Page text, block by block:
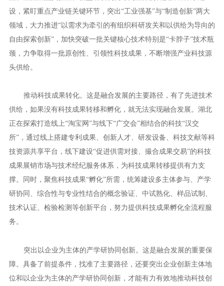
设，紧盯重点产业链关键环节，突出“工业强基”与“制造创新”两大
领域，大力推进“以需求为牵引的有组织科研攻关和以供给为导向的
自由探索创新”，加快突破一批关键核心技术特别是“卡脖子”技术瓶
颈，力争取得一批原创性、引领性科技成果，不断增强产业科技源
头供给。
推动科技成果转化。这是融合发展的主要路径，有了先进技术
供给，如果没有科技成果转移和孵化，就无法实现融合发展。湖北
正在探索打造线上“淘宝网”与线下“广交会”相结合的科技“汉交
所”，通过线上搭建专利成果、创新人才、研发设备、科技文献等科
技资源共享平台，线下建设“促进供需对接、撮合成果交易”的科技
成果展销市场与技术经纪服务体系，为科技成果转移提供有力支
撑。同时，聚焦科技成果“孵化”所需，统筹建设多主体参与、产学
研协同、综合性与专业性结合的概念验证、中试熟化、样品试制、
技术认证、检验检测等创新平台，努力提供科技成果孵化全流程服
务。
突出以企业为主体的产学研协同创新。这是融合发展的重要保
障。具备了前提条件，找准了主要路径，还要突出企业创新主体地
位和以企业为主体的产学研协同创新，才能有力有效地推动科技创